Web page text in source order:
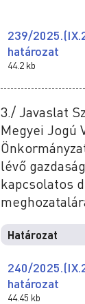
239/
határozat
44.2 kb
3./ Javaslat
Megyei Jogú
lévő
kapcsolatos
Határozat
240/
határozat
44.45 kb